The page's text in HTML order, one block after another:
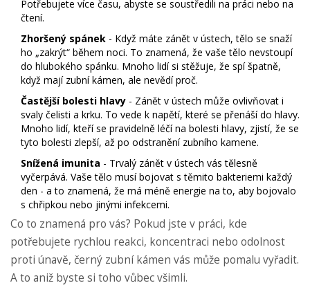
Potřebujete více času, abyste se soustředili na práci nebo na
čtení.
Zhoršený spánek - Když máte zánět v ústech, tělo se snaží
ho „zakrýt“ během noci. To znamená, že vaše tělo nevstoupí
do hlubokého spánku. Mnoho lidí si stěžuje, že spí špatně,
když mají zubní kámen, ale nevědí proč.
Častější bolesti hlavy - Zánět v ústech může ovlivňovat i
svaly čelisti a krku. To vede k napětí, které se přenáší do hlavy.
Mnoho lidí, kteří se pravidelně léčí na bolesti hlavy, zjistí, že se
tyto bolesti zlepší, až po odstranění zubního kamene.
Snížená imunita - Trvalý zánět v ústech vás tělesně
vyčerpává. Vaše tělo musí bojovat s těmito bakteriemi každý
den - a to znamená, že má méně energie na to, aby bojovalo
s chřipkou nebo jinými infekcemi.
Co to znamená pro vás? Pokud jste v práci, kde
potřebujete rychlou reakci, koncentraci nebo odolnost
proti únavě, černý zubní kámen vás může pomalu vyřadit.
A to aniž byste si toho vůbec všimli.